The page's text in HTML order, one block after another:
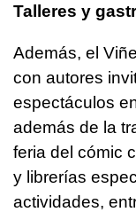
Talleres y
Además, el
con autores
espectáculos
además de la
feria del cómic
y librerías
actividades,